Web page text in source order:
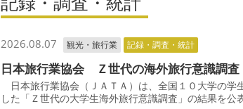
2026.08.07 観光・旅行業 記録・調査・統計
日本旅行業協会 Ｚ世代の海外旅行意識調
日本旅行業協会（ＪＡＴＡ）は、全国１０大学の学
した「Ｚ世代の大学生海外旅行意識調査」の結果を公